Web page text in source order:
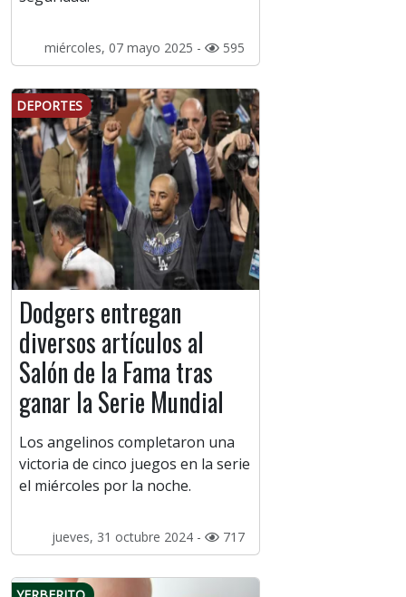
miércoles, 07 mayo 2025 - 595
DEPORTES
Dodgers entregan
diversos artículos al
Salón de la Fama tras
ganar la Serie Mundial
Los angelinos completaron una
victoria de cinco juegos en la serie
el miércoles por la noche.
jueves, 31 octubre 2024 - 717